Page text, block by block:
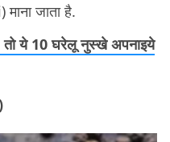
जाता है.
तो ये 10 घरेलू नुस्खे अपनाइये